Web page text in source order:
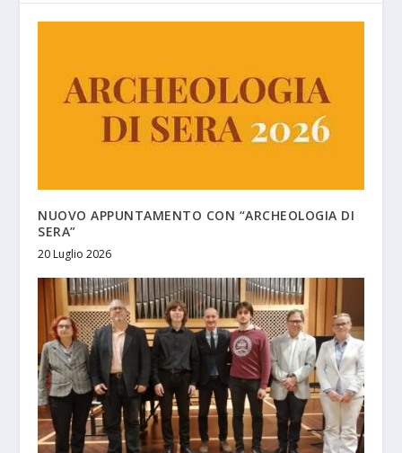
NUOVO APPUNTAMENTO CON “ARCHEOLOGIA DI
SERA”
20 Luglio 2026